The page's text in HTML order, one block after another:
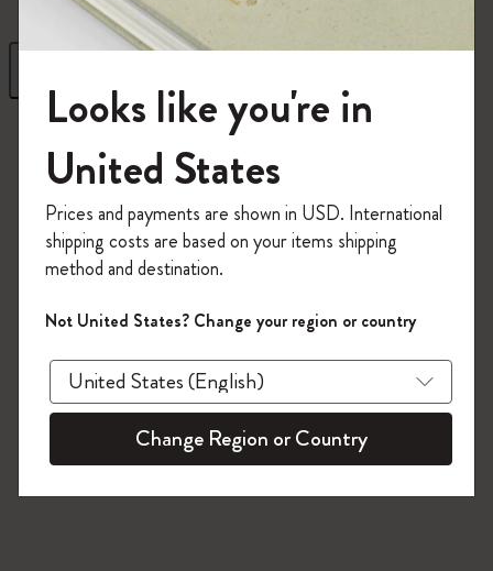
212 プロダクツ
モレスキンの世界へようこそ
「WELCOME10」を入力すると、初回注
文が10%オフ＋送料無料になります。セ
ール・アウトレット品は適用外。
Moleskineアカウントを作成して限定オフ
ァーや会員特典、さらに多くのインスピ
レーションを手に入れましょう。
今すぐ会員登録 !
Looks like you're in
United States
Prices and payments are shown in USD. International
shipping costs are based on your items shipping
method and destination.
Not United States? Change your region or country
Change Region or Country